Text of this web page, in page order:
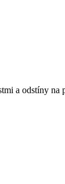
a odstíny na